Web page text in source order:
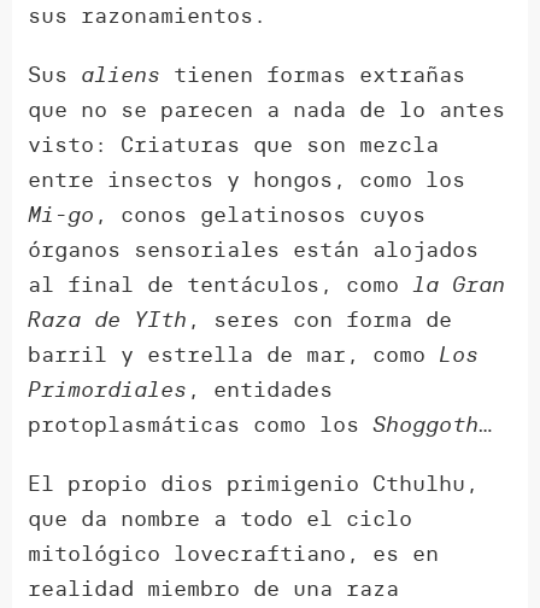
sus razonamientos.
Sus aliens tienen formas extrañas
que no se parecen a nada de lo antes
visto: Criaturas que son mezcla
entre insectos y hongos, como los
Mi-go , conos gelatinosos cuyos
órganos sensoriales están alojados
al final de tentáculos, comola Gran
Raza de YIth , seres con forma de
barril y estrella de mar, como Los
Primordiales , entidades
protoplasmáticas como losShoggoth…
El propio dios primigenio Cthulhu,
que da nombre a todo el ciclo
mitológico lovecraftiano, es en
realidad miembro de una raza